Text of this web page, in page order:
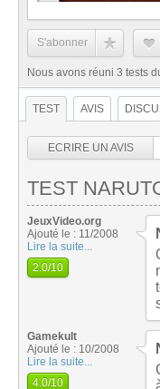
S'abonner
Nous avons réuni 3 tests
TEST AVIS
ECRIRE UN AVIS
TEST
JeuxVideo.org
Ajouté le : 11/2008
Lire la suite...
2.0/10
Gamekult
Ajouté le : 10/2008
Lire la suite...
4.0/10